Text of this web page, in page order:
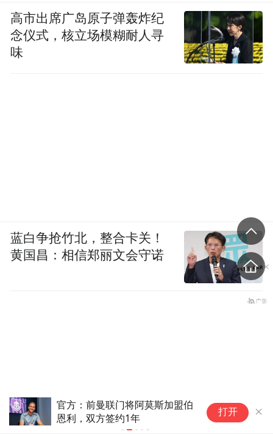
多彩活动迎接全民健身日(2)# 打开
高市出席广岛原子弹轰炸纪
念仪式，核立场模糊耐人寻
味
蓝白争抢竹北，整合卡关！
黄国昌：相信郑丽文会守诺